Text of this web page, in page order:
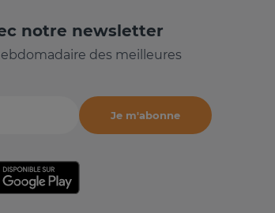
notre newsletter
des meilleures
Je m'abonne